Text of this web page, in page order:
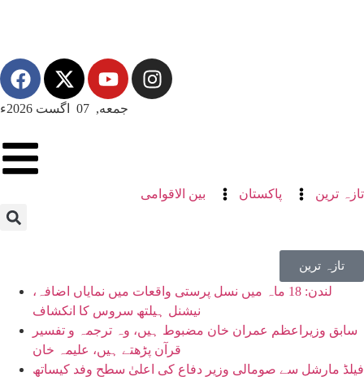
جمعه, 07 اگست 2026ء
بین الاقوامی پاکستان تازہ ترین
تازہ ترین
لندن: 18 ماہ میں نسل پرستی واقعات میں نمایاں اضافہ،
نیشنل ہیلتھ سروس کا انکشاف
سابق وزیراعظم عمران خان مضبوط ہیں، وہ ترجمہ و تفسیر
قرآن پڑھتے ہیں، علیمہ خان
فیلڈ مارشل سے صومالی وزیر دفاع کی اعلیٰ سطح وفد کیساتھ